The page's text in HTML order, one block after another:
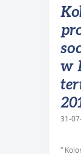
w
31-
”